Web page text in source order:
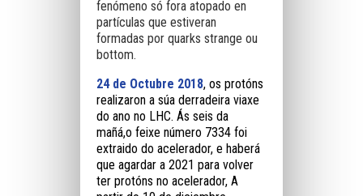
fenómeno só fora atopado en
partículas que estiveran
formadas por quarks strange ou
bottom.
24 de Octubre 2018, os protóns
realizaron a súa derradeira viaxe
do ano no LHC. Ás seis da
mañá,o feixe número 7334 foi
extraido do acelerador, e haberá
que agardar a 2021 para volver
ter protóns no acelerador, A